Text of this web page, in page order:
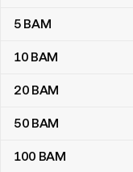
5 BAM
10 BAM
20 BAM
50 BAM
100 BAM